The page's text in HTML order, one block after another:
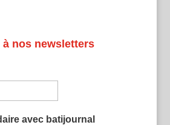
nos newsletters
avec batijournal